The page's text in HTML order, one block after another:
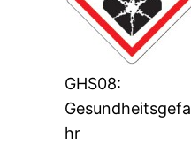
GHS08:
Gesundheitsgefa
hr